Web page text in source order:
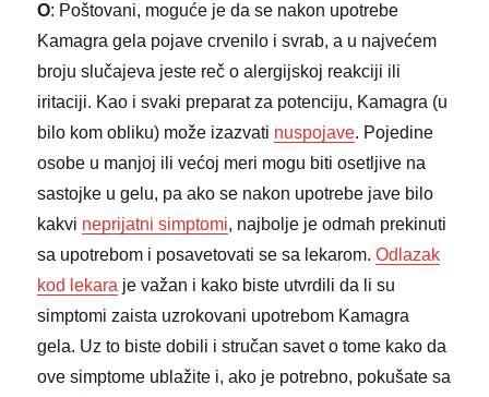
O: Poštovani, moguće je da se nakon upotrebe
Kamagra gela pojave crvenilo i svrab, a u najvećem
broju slučajeva jeste reč o alergijskoj reakciji ili
iritaciji. Kao i svaki preparat za potenciju, Kamagra (u
bilo kom obliku) može izazvati nuspojave. Pojedine
osobe u manjoj ili većoj meri mogu biti osetljive na
sastojke u gelu, pa ako se nakon upotrebe jave bilo
kakvi neprijatni simptomi, najbolje je odmah prekinuti
sa upotrebom i posavetovati se sa lekarom.Odlazak
kod lekara je važan i kako biste utvrdili da li su
simptomi zaista uzrokovani upotrebom Kamagra
gela. Uz to biste dobili i stručan savet o tome kako da
ove simptome ublažite i, ako je potrebno, pokušate sa